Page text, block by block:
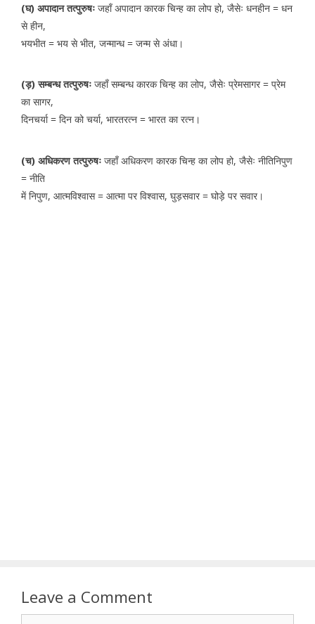
(घ) अपादान तत्पुरुषः जहाँ अपादान कारक चिन्ह का लोप हो, जैसेः धनहीन = धन
से हीन,
भयभीत = भय से भीत, जन्मान्ध = जन्म से अंधा।
(ड़) सम्बन्ध तत्पुरुषः जहाँ सम्बन्ध कारक चिन्ह का लोप, जैसेः प्रेमसागर = प्रेम
का सागर,
दिनचर्या = दिन को चर्या, भारतरत्न = भारत का रत्न।
(च) अधिकरण तत्पुरुषः जहाँ अधिकरण कारक चिन्ह का लोप हो, जैसेः नीतिनिपुण
= नीति
में निपुण, आत्मविश्वास = आत्मा पर विश्वास, घुड़सवार = घोड़े पर सवार।
Leave a Comment